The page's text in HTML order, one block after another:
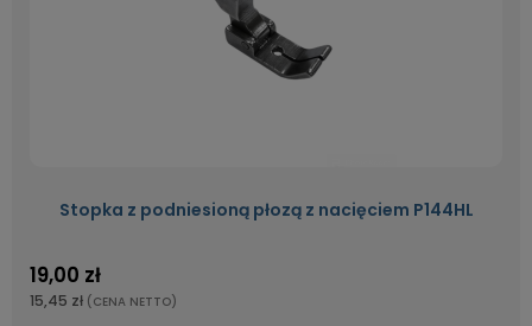
Stopka z podniesioną płozą z nacięciem P144HL
19,00 zł
15,45 zł (CENA NETTO)